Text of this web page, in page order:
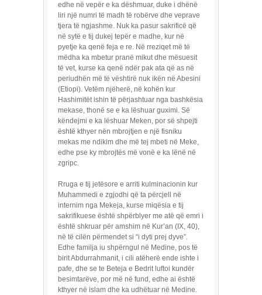
edhe në vepër e ka dëshmuar, duke i dhënë
liri një numri të madh të robërve dhe veprave
tjera të ngjashme. Nuk ka pasur sakrificë që
në sytë e tij dukej tepër e madhe, kur në
pyetje ka qenë feja e re. Në rreziqet më të
mëdha ka mbetur pranë mikut dhe mësuesit
të vet, kurse ka qenë ndër pak ata që as në
periudhën më të vështirë nuk ikën në Abesini
(Etiopi). Vetëm njëherë, në kohën kur
Hashimitët ishin të përjashtuar nga bashkësia
mekase, thonë se e ka lëshuar guximi. Së
këndejmi e ka lëshuar Meken, por së shpejti
është kthyer nën mbrojtjen e një fisniku
mekas me ndikim dhe më tej mbeti në Meke,
edhe pse ky mbrojtës më vonë e ka lënë në
zgripc.
Rruga e tij jetësore e arriti kulminacionin kur
Muhammedi e zgjodhi që ta përcjell në
internim nga Mekeja, kurse miqësia e tij
sakrifikuese është shpërblyer me atë që emri i
është shkruar për amshim në Kur’an (IX, 40),
në të cilën përmendet si “i dyti prej dyve”.
Edhe familja iu shpërngul në Medine, pos të
birit Abdurrahmanit, i cili atëherë ende ishte i
pafe, dhe se te Beteja e Bedrit luftoi kundër
besimtarëve, por më në fund, edhe ai është
kthyer në islam dhe ka udhëtuar në Medine.